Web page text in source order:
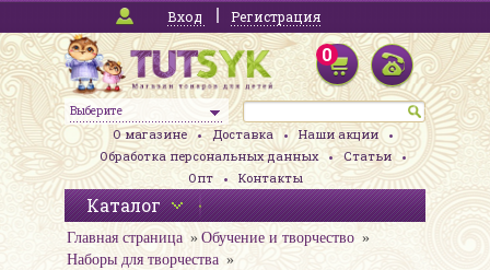
Вход Регистрация
Выберите
0
О магазине Доставка
Наши акции
Обработка персональных данных
Статьи
Опт
Контакты
Каталог
Главная страница
Обучение и творчество
Наборы для творчества